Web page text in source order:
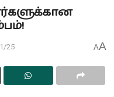
25 AA